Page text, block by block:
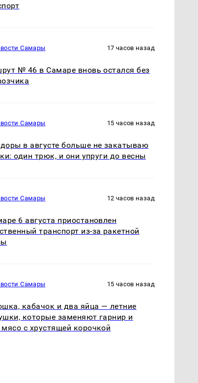
Самары 17 часов назад
№ 46 в Самаре вновь остался без
Самары 15 часов назад
в августе больше не закатываю
один трюк, и они упруги до весны
Самары 12 часов назад
6 августа приостановлен
транспорт из-за ракетной
Самары 15 часов назад
кабачок и два яйца — летние
которые заменяют гарнир и
с хрустящей корочкой